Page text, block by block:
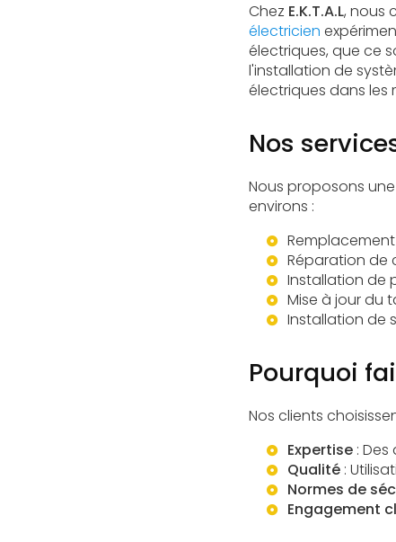
Chez E.K.T.A.L, nous
électricien
électriques, que ce
l'installation de
électriques dans les
Nos
Nous proposons
environs :
Réparation de
Installation de
Mise à jour du
Installation de
Pourquoi
Nos clients
Expertise :
Qualité :
Normes de
Engagement